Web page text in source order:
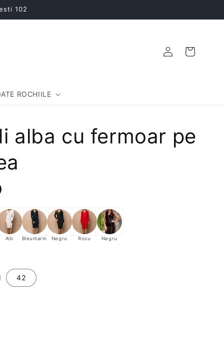
102
ROCHIILE
Conectați-
Coș
alba cu fermoar pe
Alb Bleumarin Negru Rosu Negru
42